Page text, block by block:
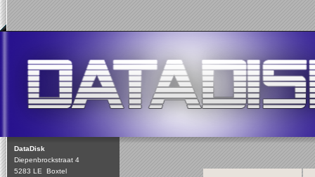
DataDisk
Diepenbrockstraat 4
5283 LE Boxtel